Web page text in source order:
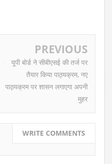
PREVIOUS
यूपी बोर्ड ने सीबीएसई की तर्ज पर
तैयार किया पाठ्यक्रम, नए
पाठ्यक्रम पर शासन लगाएगा अपनी
मुहर
WRITE COMMENTS